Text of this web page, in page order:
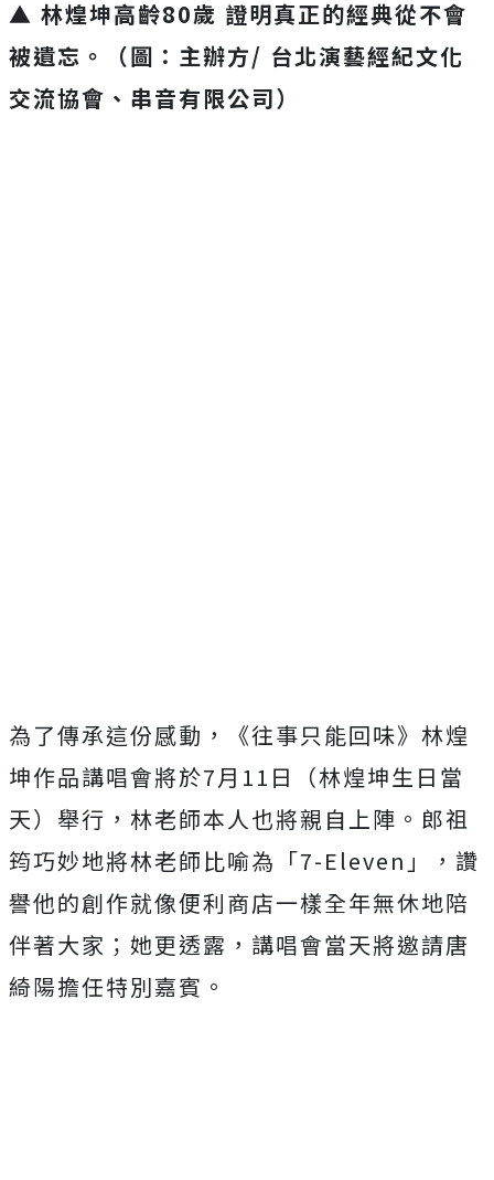
▲ 林煌坤高齡80歲 證明真正的經典從不會
被遺忘。（圖：主辦方/ 台北演藝經紀文化
交流協會、串音有限公司）
為了傳承這份感動，《往事只能回味》 林煌
坤作品講唱會將於7月11日（林煌坤生日當
天）舉行， 林老師本人也將親自上陣。郎祖
筠巧妙地將林老師比喻為「7-Eleven」， 讚
譽他的創作就像便利商店一樣全年無休地陪
伴著大家；她更透露， 講唱會當天將邀請唐
綺陽擔任特別嘉賓。